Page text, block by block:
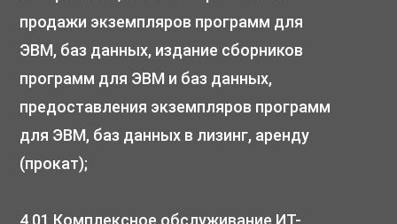
продажи экземпляров программ для
ЭВМ, баз данных, издание сборников
программ для ЭВМ и баз данных,
предоставления экземпляров программ
для ЭВМ, баз данных в лизинг, аренду
(прокат);
4.01 Комплексное обслуживание ИТ-